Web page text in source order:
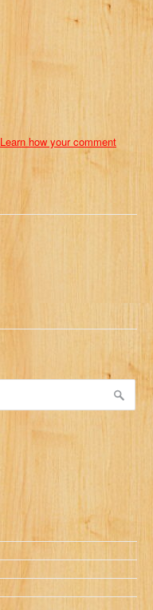
Learn how your comment